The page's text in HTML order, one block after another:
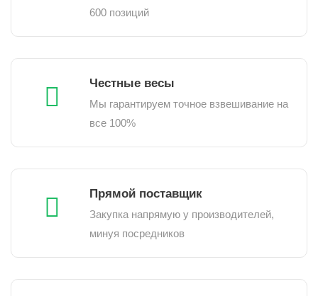
600 позиций
Честные весы
Мы гарантируем точное взвешивание на
все 100%
Прямой поставщик
Закупка напрямую у производителей,
минуя посредников